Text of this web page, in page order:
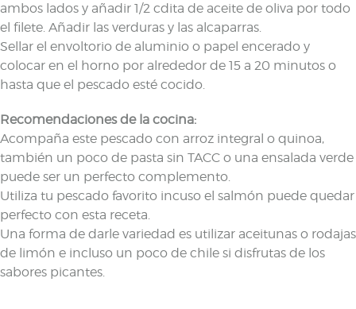
ambos lados y añadir 1/2 cdita de aceite de oliva por todo
el filete. Añadir las verduras y las alcaparras.
Sellar el envoltorio de aluminio o papel encerado y
colocar en el horno por alrededor de 15 a 20 minutos o
hasta que el pescado esté cocido.
Recomendaciones de la cocina:
Acompaña este pescado con arroz integral o quinoa,
también un poco de pasta sin TACC o una ensalada verde
puede ser un perfecto complemento.
Utiliza tu pescado favorito incuso el salmón puede quedar
perfecto con esta receta.
Una forma de darle variedad es utilizar aceitunas o rodajas
de limón e incluso un poco de chile si disfrutas de los
sabores picantes.